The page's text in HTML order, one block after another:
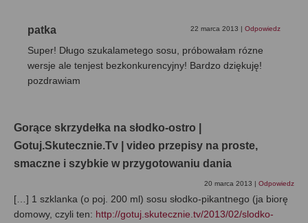
patka 22 marca 2013 Odpowiedz
Super! Długo szukalametego sosu, próbowałam rózne
wersje ale tenjest bezkonkurencyjny! Bardzo dziękuję!
pozdrawiam
Gorące skrzydełka na słodko-ostro |
Gotuj.Skutecznie.Tv | video przepisy na proste,
smaczne i szybkie w przygotowaniu dania
20 marca 2013 Odpowiedz
[…] 1 szklanka (o poj. 200 ml) sosu słodko-pikantnego (ja biorę
domowy, czyli ten: http://gotuj.skutecznie.tv/2013/02/slodko-